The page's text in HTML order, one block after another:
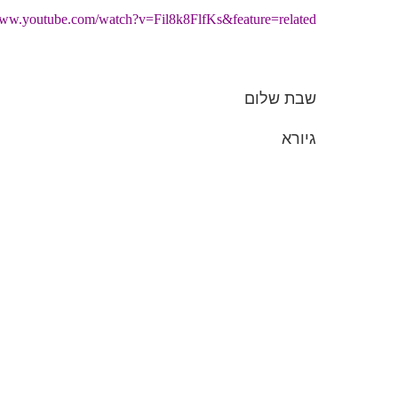
watch?v=Fil8k8FlfKs&feature=related
שבת שלום
גיורא